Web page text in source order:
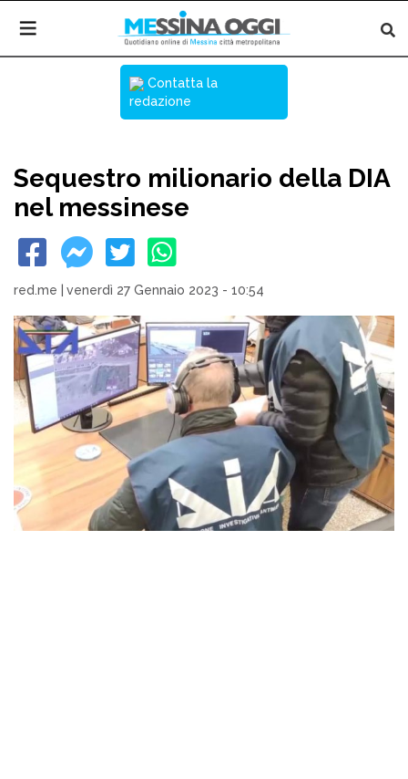
Contatta la
redazione
Sequestro milionario della DIA
nel messinese
red.me venerdì 27 Gennaio 2023 - 10:54